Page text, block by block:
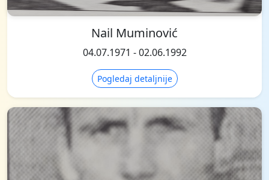
Nail Muminović
04.07.1971 - 02.06.1992
Pogledaj detaljnije